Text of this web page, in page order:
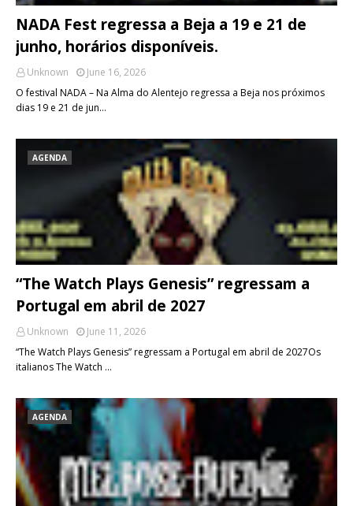
NADA Fest regressa a Beja a 19 e 21 de
junho, horários disponíveis.
Unknown
June 16, 2026
O festival NADA – Na Alma do Alentejo regressa a Beja nos próximos
dias 19 e 21 de jun…
AGENDA
“The Watch Plays Genesis” regressam a
Portugal em abril de 2027
Unknown
June 11, 2026
“The Watch Plays Genesis” regressam a Portugal em abril de 2027Os
italianos The Watch …
AGENDA